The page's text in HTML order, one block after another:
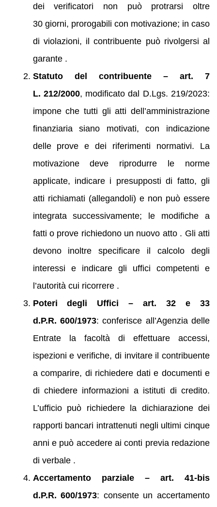
dei verificatori non può protrarsi oltre
30 giorni, prorogabili con motivazione; in caso
di violazioni, il contribuente può rivolgersi al
garante .
Statuto del contribuente – art. 7
L. 212/2000, modificato dal D.Lgs. 219/2023:
impone che tutti gli atti dell’amministrazione
finanziaria siano motivati, con indicazione
delle prove e dei riferimenti normativi. La
motivazione deve riprodurre le norme
applicate, indicare i presupposti di fatto, gli
atti richiamati (allegandoli) e non può essere
integrata successivamente; le modifiche a
fatti o prove richiedono un nuovo atto . Gli atti
devono inoltre specificare il calcolo degli
interessi e indicare gli uffici competenti e
l’autorità cui ricorrere .
Poteri degli Uffici – art. 32 e 33
d.P.R. 600/1973: conferisce all’Agenzia delle
Entrate la facoltà di effettuare accessi,
ispezioni e verifiche, di invitare il contribuente
a comparire, di richiedere dati e documenti e
di chiedere informazioni a istituti di credito.
L’ufficio può richiedere la dichiarazione dei
rapporti bancari intrattenuti negli ultimi cinque
anni e può accedere ai conti previa redazione
di verbale .
Accertamento parziale – art. 41‑bis
d.P.R. 600/1973: consente un accertamento